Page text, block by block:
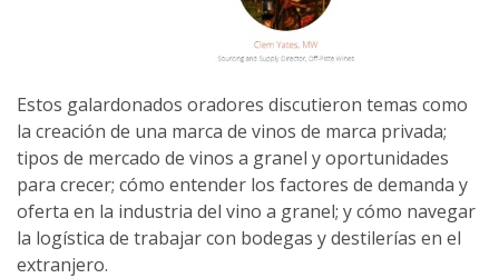
Estos galardonados oradores discutieron temas como
la creación de una marca de vinos de marca privada;
tipos de mercado de vinos a granel y oportunidades
para crecer; cómo entender los factores de demanda y
oferta en la industria del vino a granel; y cómo navegar
la logística de trabajar con bodegas y destilerías en el
extranjero.